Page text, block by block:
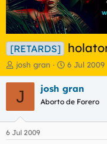
[RETARDS]
I
n
i
a
d
o
josh gran
F
e
c
h
a
i
6 Jul 2009
J josh gran
Aborto de Forero
6 Jul 2009